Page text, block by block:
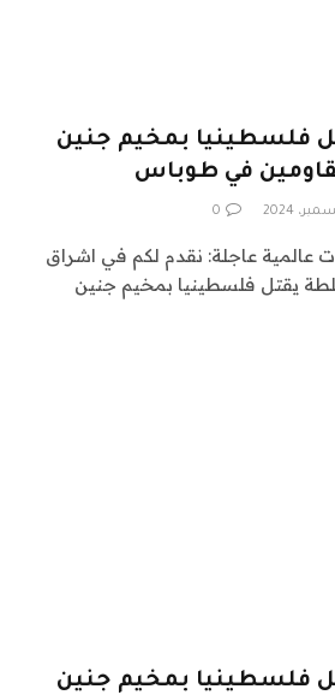
فلسطينيا بمخيم جنين
في طوباس
0
24 متابعات عالمية عاجلة: نقدم لكم في اشراق
السلطة يقتل فلسطينيا بمخيم جنين
فلسطينيا بمخيم جنين